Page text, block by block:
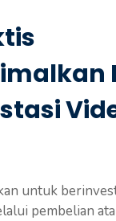
untuk
pembelian